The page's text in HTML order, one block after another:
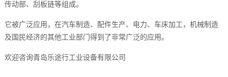
传动部、刮板链等组成。
它被广泛应用，在汽车制造、配件生产、电力、车床加工，机械制造
及国民经济的其他工业部门得到了非常广泛的应用。
欢迎咨询青岛乐途行工业设备有限公司